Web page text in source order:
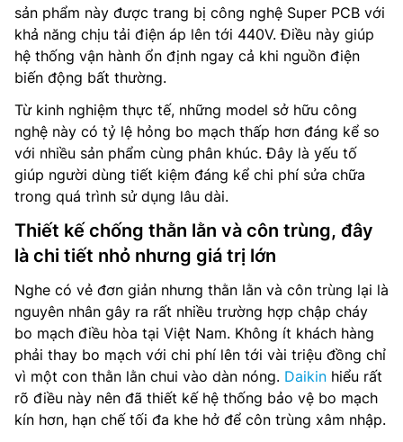
sản phẩm này được trang bị công nghệ Super PCB với
khả năng chịu tải điện áp lên tới 440V. Điều này giúp
hệ thống vận hành ổn định ngay cả khi nguồn điện
biến động bất thường.
Từ kinh nghiệm thực tế, những model sở hữu công
nghệ này có tỷ lệ hỏng bo mạch thấp hơn đáng kể so
với nhiều sản phẩm cùng phân khúc. Đây là yếu tố
giúp người dùng tiết kiệm đáng kể chi phí sửa chữa
trong quá trình sử dụng lâu dài.
Thiết kế chống thằn lằn và côn trùng, đây
là chi tiết nhỏ nhưng giá trị lớn
Nghe có vẻ đơn giản nhưng thằn lằn và côn trùng lại là
nguyên nhân gây ra rất nhiều trường hợp chập cháy
bo mạch điều hòa tại Việt Nam. Không ít khách hàng
phải thay bo mạch với chi phí lên tới vài triệu đồng chỉ
vì một con thằn lằn chui vào dàn nóng. Daikin hiểu rất
rõ điều này nên đã thiết kế hệ thống bảo vệ bo mạch
kín hơn, hạn chế tối đa khe hở để côn trùng xâm nhập.